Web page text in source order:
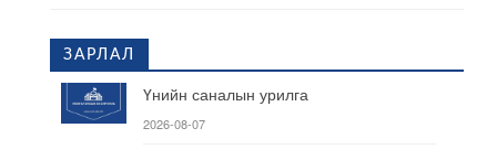
ЗАРЛАЛ
Үнийн саналын урилга
2026-08-07